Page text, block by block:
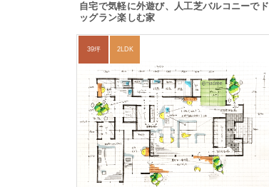
自宅で気軽に外遊び、人工芝バルコニーでド
ッグラン楽しむ家
39坪 2LDK